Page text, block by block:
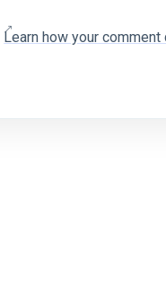
Learn how your comment